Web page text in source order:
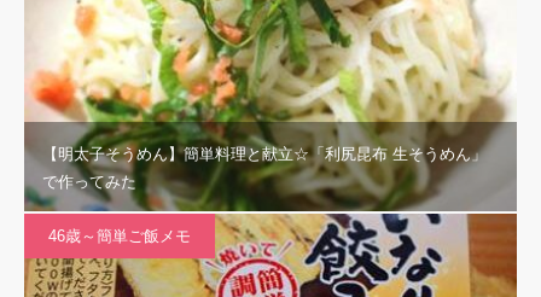
【明太子そうめん】簡単料理と献立☆「利尻昆布 生そうめん」
で作ってみた
46歳～簡単ご飯メモ